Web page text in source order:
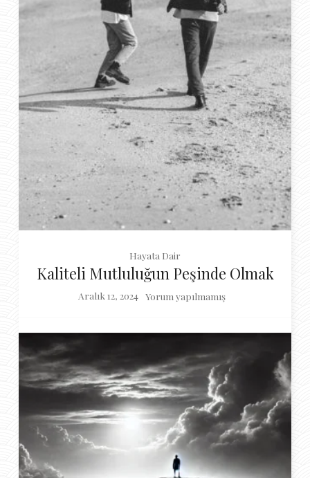
Hayata Dair
Kaliteli Mutluluğun Peşinde Olmak
Aralık 12, 2024 Yorum yapılmamış